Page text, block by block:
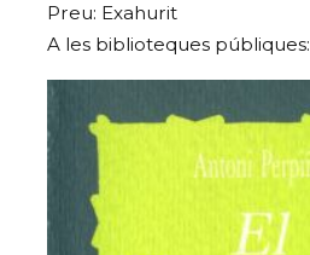
Preu: Exahurit
A les biblioteques públiques: